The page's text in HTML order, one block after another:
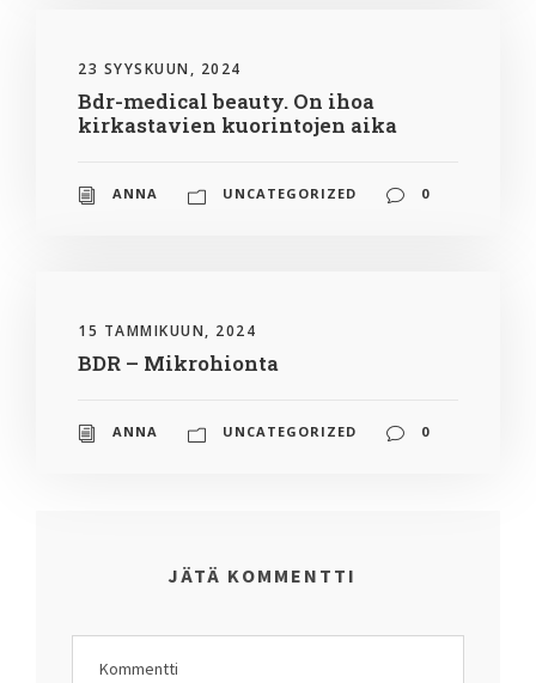
23 SYYSKUUN, 2024
Bdr-medical beauty. On ihoa
kirkastavien kuorintojen aika
ANNA UNCATEGORIZED 0
15 TAMMIKUUN, 2024
BDR – Mikrohionta
ANNA UNCATEGORIZED 0
JÄTÄ KOMMENTTI